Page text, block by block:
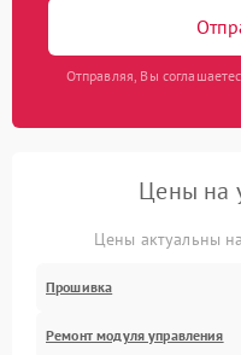
Отправляя, Вы
Цены на
Цены актуальны
Прошивка
Ремонт модуля управления